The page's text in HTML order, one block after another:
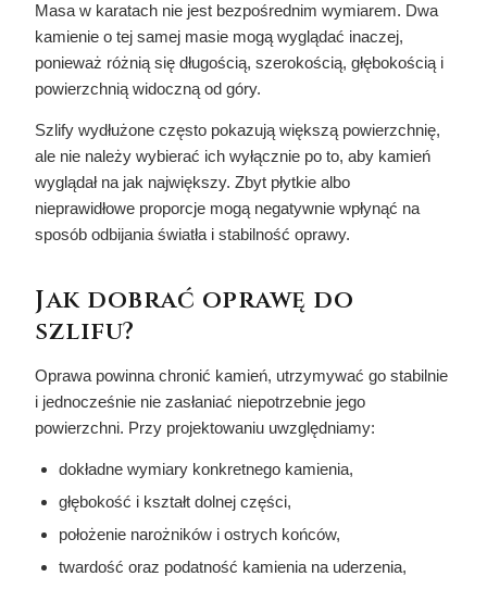
Masa w karatach nie jest bezpośrednim wymiarem. Dwa
kamienie o tej samej masie mogą wyglądać inaczej,
ponieważ różnią się długością, szerokością, głębokością i
powierzchnią widoczną od góry.
Szlify wydłużone często pokazują większą powierzchnię,
ale nie należy wybierać ich wyłącznie po to, aby kamień
wyglądał na jak największy. Zbyt płytkie albo
nieprawidłowe proporcje mogą negatywnie wpłynąć na
sposób odbijania światła i stabilność oprawy.
Jak dobrać oprawę do
szlifu?
Oprawa powinna chronić kamień, utrzymywać go stabilnie
i jednocześnie nie zasłaniać niepotrzebnie jego
powierzchni. Przy projektowaniu uwzględniamy:
dokładne wymiary konkretnego kamienia,
głębokość i kształt dolnej części,
położenie narożników i ostrych końców,
twardość oraz podatność kamienia na uderzenia,